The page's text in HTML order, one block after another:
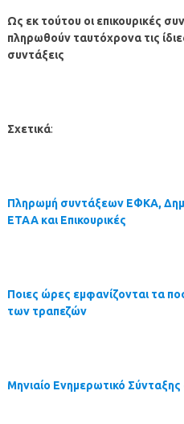
Ως εκ τούτου οι επικουρικές
πληρωθούν ταυτόχρονα τις
συντάξεις
Σχετικά:
Πληρωμή συντάξεων ΕΦΚΑ,
ΕΤΑΑ και Επικουρικές
Ποιες ώρες εμφανίζονται τα
των τραπεζών
Μηνιαίο Ενημερωτικό